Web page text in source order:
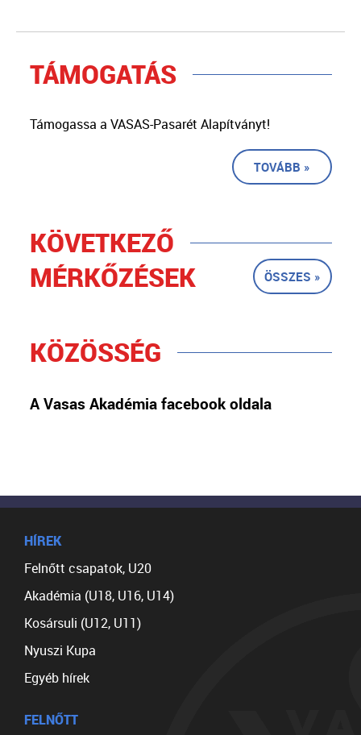
TÁMOGATÁS
Támogassa a VASAS-Pasarét Alapítványt!
TOVÁBB »
KÖVETKEZŐ
MÉRKŐZÉSEK
ÖSSZES »
KÖZÖSSÉG
A Vasas Akadémia facebook oldala
HÍREK
Felnőtt csapatok, U20
Akadémia (U18, U16, U14)
Kosársuli (U12, U11)
Nyuszi Kupa
Egyéb hírek
FELNŐTT